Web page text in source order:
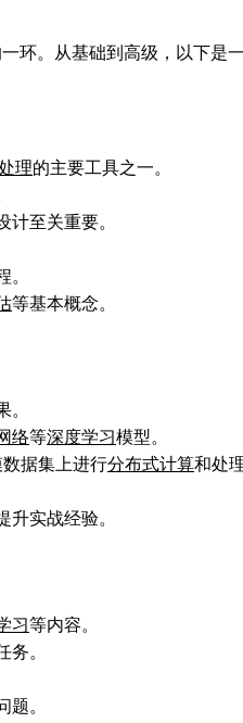
环。从基础到高级，以下是
理的主要工具之一。
计至关重要。
。
等基本概念。
络等深度学习模型。
数据集上进行分布式计算和处
升实战经验。
习等内容。
务。
题。